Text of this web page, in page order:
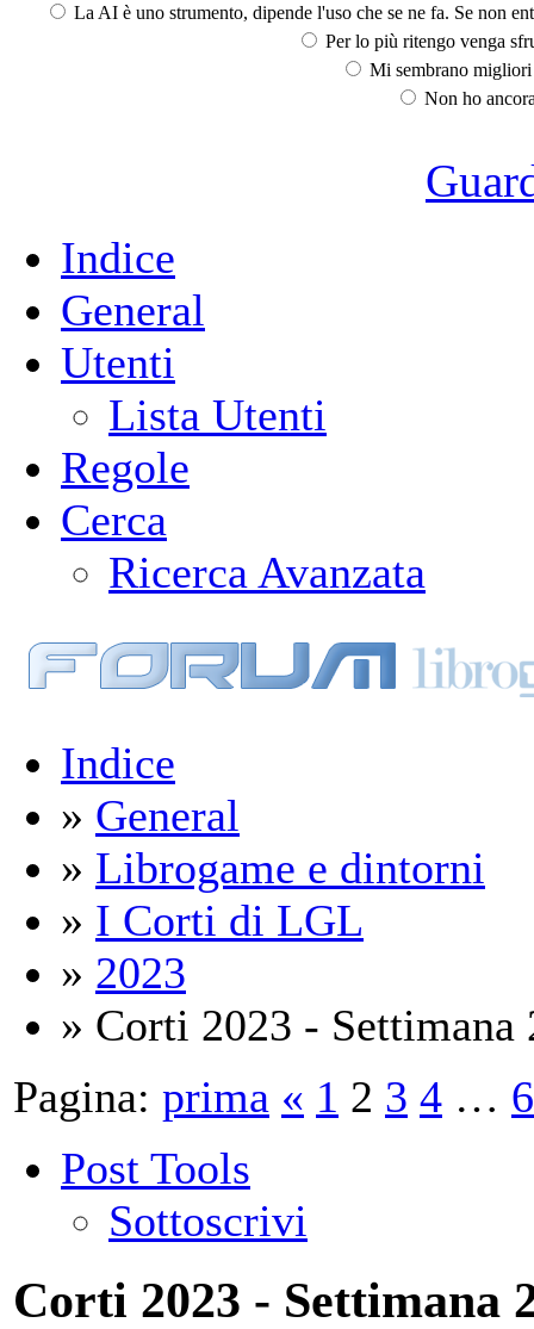
La AI è uno strumento, dipende l'uso che se ne fa. Se non
Per lo più ritengo venga
Mi sembrano
Non ho
Indice
General
Utenti
Lista Utenti
Regole
Cerca
Ricerca Avanzata
Indice
» General
» Librogame e dintorni
» I Corti di LGL
» 2023
» Corti 2023 - Settimana
Pagina: prima « 1 2 3 4 … 6
Post Tools
Sottoscrivi
Corti 2023 - Settimana